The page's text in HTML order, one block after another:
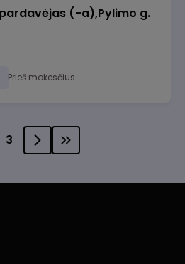
(-a),Pylimo g.
Prieš mokesčius
3